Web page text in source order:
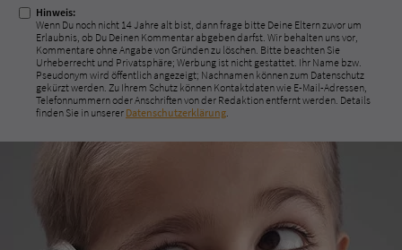
Hinweis:
Wenn Du noch nicht 14 Jahre alt bist, dann frage bitte Deine Eltern zuvor um
Erlaubnis, ob Du Deinen Kommentar abgeben darfst. Wir behalten uns vor,
Kommentare ohne Angabe von Gründen zu löschen. Bitte beachten Sie
Urheberrecht und Privatsphäre; Werbung ist nicht gestattet. Ihr Name bzw.
Pseudonym wird öffentlich angezeigt; Nachnamen können zum Datenschutz
gekürzt werden. Zu Ihrem Schutz können Kontaktdaten wie E-Mail-Adressen,
Telefonnummern oder Anschriften von der Redaktion entfernt werden. Details
finden Sie in unserer Datenschutzerklärung